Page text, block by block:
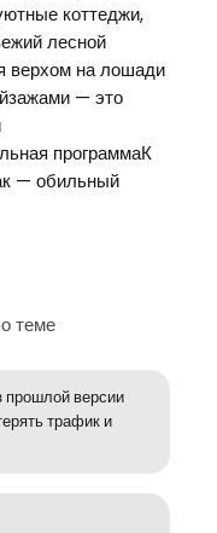
коттеджи,
лесной
верхом на лошади
— это
программаК
— обильный
теме
прошлой версии
трафик и